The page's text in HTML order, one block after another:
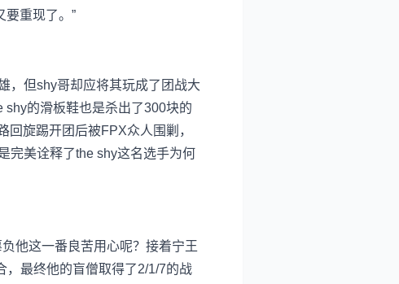
要重现了。”
，但shy哥却应将其玩成了团战大
的滑板鞋也是杀出了300块的
旋踢开团后被FPX众人围剿，
完美诠释了the shy这名选手为何
他这一番良苦用心呢？接着宁王
，最终他的盲僧取得了2/1/7的战